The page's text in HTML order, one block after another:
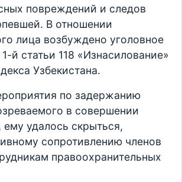
повреждений и следов
В отношении
лица возбуждено уголовное
й статьи 118 «Изнасилование»
Узбекистана.
по задержанию
в совершении
ему удалось скрыться,
сопротивлению членов
правоохранительных